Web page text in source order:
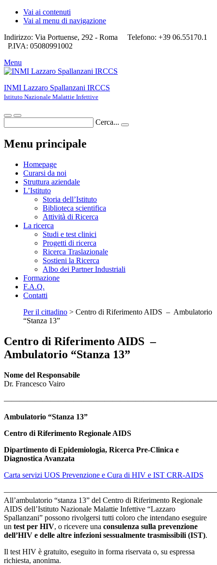
Vai ai contenuti
Vai al menu di navigazione
Indirizzo: Via Portuense, 292 - Roma Telefono: +39 06.55170.1
P.IVA: 05080991002
Menu
INMI Lazzaro Spallanzani IRCCS
Istituto Nazionale Malattie Infettive
Cerca...
Menu principale
Homepage
Curarsi da noi
Struttura aziendale
L’Istituto
Storia dell’Istituto
Biblioteca scientifica
Attività di Ricerca
La ricerca
Studi e test clinici
Progetti di ricerca
Ricerca Traslazionale
Sostieni la Ricerca
Albo dei Partner Industriali
Formazione
F.A.Q.
Contatti
Per il cittadino > Centro di Riferimento AIDS – Ambulatorio
“Stanza 13”
Centro di Riferimento AIDS –
Ambulatorio “Stanza 13”
Nome del Responsabile
Dr. Francesco Vairo
Ambulatorio “Stanza 13”
Centro di Riferimento Regionale AIDS
Dipartimento di Epidemiologia, Ricerca Pre-Clinica e
Diagnostica Avanzata
Carta servizi UOS Prevenzione e Cura di HIV e IST CRR-AIDS
All’ambulatorio “stanza 13” del Centro di Riferimento Regionale
AIDS dell’Istituto Nazionale Malattie Infettive “Lazzaro
Spallanzani” possono rivolgersi tutti coloro che intendano eseguire
un test per HIV, o ricevere una consulenza sulla prevenzione
dell’HIV e delle altre infezioni sessualmente trasmissibili (IST).
Il test HIV è gratuito, eseguito in forma riservata o, su espressa
richiesta, anonima.